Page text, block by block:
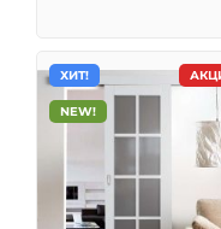
ХИТ!
NEW!